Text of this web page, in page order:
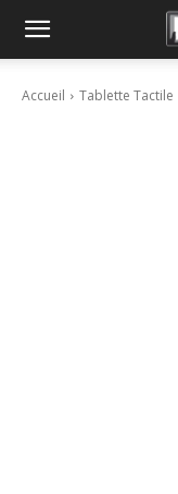
Accueil Tablette Tactile